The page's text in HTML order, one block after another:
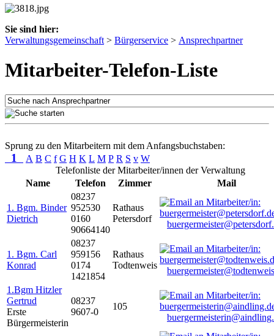
Sie sind hier:
Verwaltungsgemeinschaft > Bürgerservice > Ansprechpartner
Mitarbeiter-Telefon-Liste
Sprung zu den Mitarbeitern mit dem Anfangsbuchstaben:
1 A B C f G H K L M P R S v W
Telefonliste der Mitarbeiter/innen der Verwaltung
Name
Telefon Zimmer Mail
1. Bgm. Binder
Dietrich
08237
952530
0160
90664140
Rathaus
Petersdorf
1. Bgm. Carl
Konrad
08237
959156
0174
1421854
Rathaus
Todtenweis
1.Bgm Hitzler
Gertrud
Erste
Bürgermeisterin
08237
9607-0
105